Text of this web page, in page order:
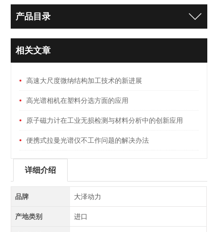
产品目录
相关文章
高速大尺度微纳结构加工技术的新进展
高光谱相机在塑料分选方面的应用
原子磁力计在工业无损检测与材料分析中的创新应用
便携式拉曼光谱仪不工作问题的解决办法
详细介绍
品牌 大泽动力
产地类别 进口